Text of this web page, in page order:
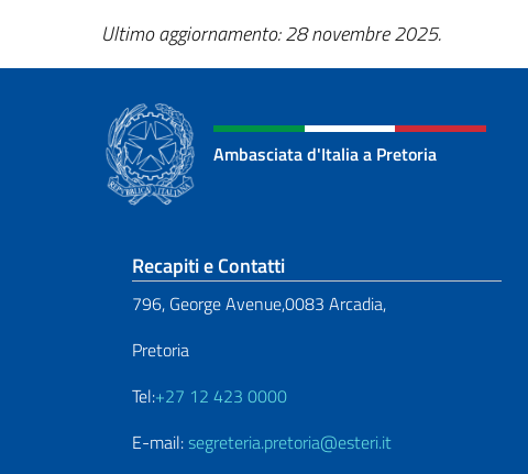
Ultimo aggiornamento: 28 novembre 2025.
Ambasciata d'Italia a Pretoria
Sezione footer
Recapiti e Contatti
796, George Avenue,0083 Arcadia,
Pretoria
Tel:+27 12 423 0000
E-mail:segreteria.pretoria@esteri.it